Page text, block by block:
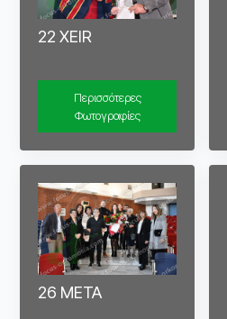
22 XEIR
Περισσότερες
Φωτογραφίες
26 META